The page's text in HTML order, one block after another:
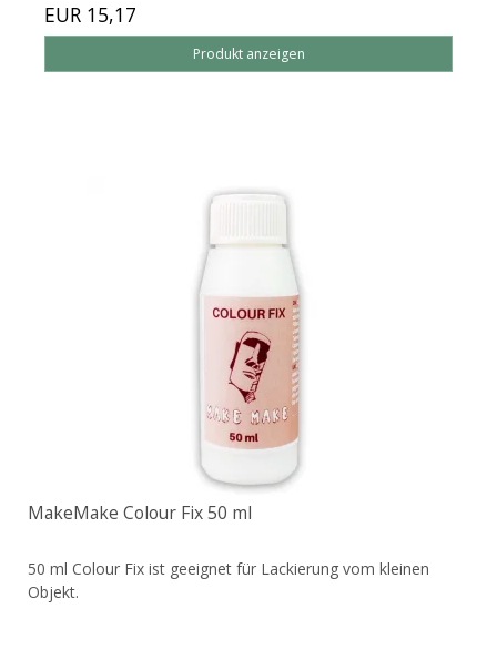
EUR 15,17
Produkt anzeigen
MakeMake Colour Fix 50 ml
50 ml Colour Fix ist geeignet für Lackierung vom kleinen
Objekt.